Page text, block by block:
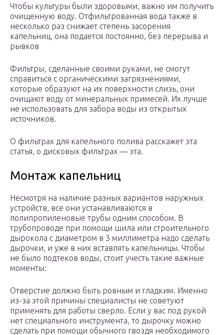
Чтобы культуры были здоровыми, важно им получить
очищенную воду. Отфильтрованная вода также в
несколько раз снижает степень засорения
капельниц, она подается постоянно, без перерыва и
рывков
Фильтры, сделанные своими руками, не смогут
справиться с органическими загрязнениями,
которые образуют на их поверхности слизь, они
очищают воду от минеральных примесей. Их лучше
не использовать для забора воды из открытых
источников.
О фильтрах для капельного полива расскажет эта
статья, о дисковых фильтрах — эта.
Монтаж капельниц
Несмотря на наличие разных вариантов наружных
устройств, все они устанавливаются в
полипропиленовые трубы одним способом. В
трубопроводе при помощи шила или строительного
дырокола с диаметром в 3 миллиметра надо сделать
дырочки, и уже в них вставлять капельницы. Чтобы
не было подтеков воды, стоит учесть такие важные
моменты:
Отверстие должно быть ровным и гладким. Именно
из-за этой причины специалисты не советуют
применять для работы сверло. Если у вас под рукой
нет специального инструмента, то дырочку можно
сделать при помощи обычного гвоздя необходимого